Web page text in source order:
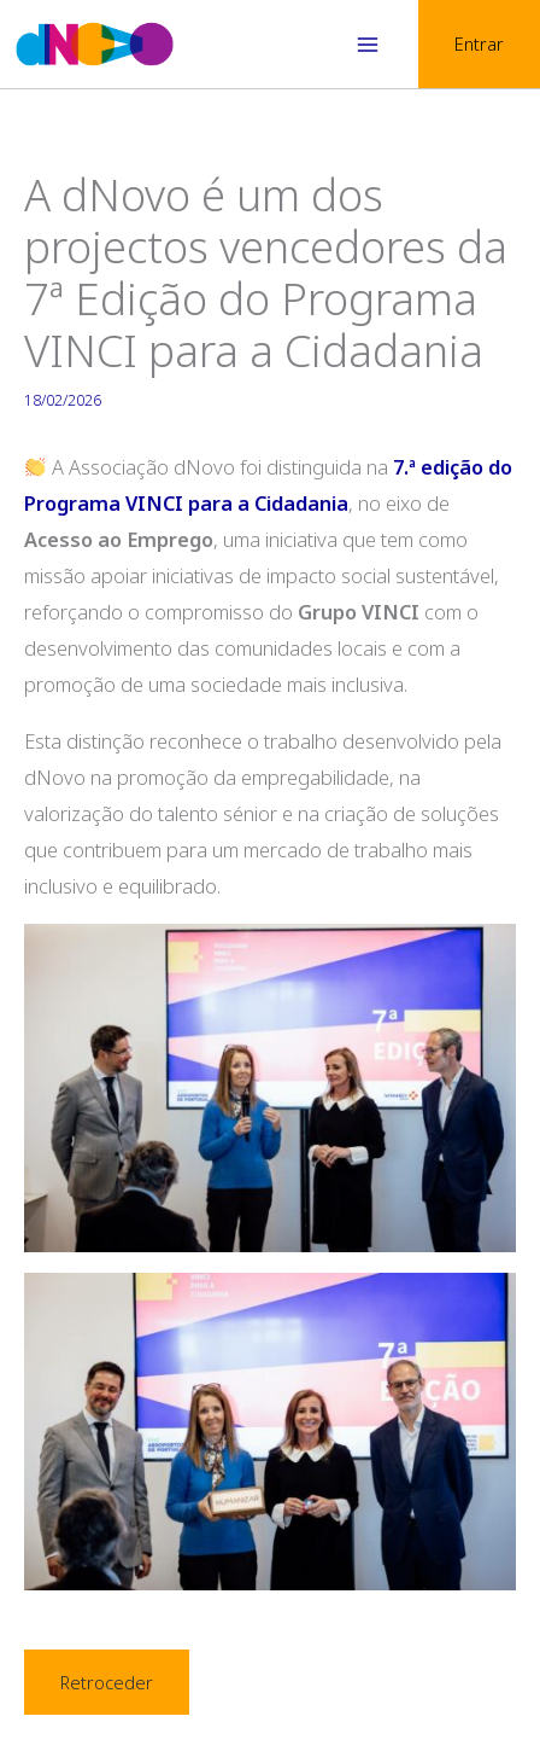
to
content
Entrar
A dNovo é um dos
projectos vencedores da
7ª Edição do Programa
VINCI para a Cidadania
18/02/2026
A Associação dNovo foi distinguida na 7.ª edição do
Programa VINCI para a Cidadania, no eixo de
Acesso ao Emprego, uma iniciativa que tem como
missão apoiar iniciativas de impacto social sustentável,
reforçando o compromisso do Grupo VINCI com o
desenvolvimento das comunidades locais e com a
promoção de uma sociedade mais inclusiva.
Esta distinção reconhece o trabalho desenvolvido pela
dNovo na promoção da empregabilidade, na
valorização do talento sénior e na criação de soluções
que contribuem para um mercado de trabalho mais
inclusivo e equilibrado.
Retroceder